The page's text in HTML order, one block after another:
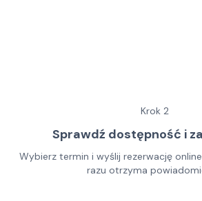
Krok 2
Sprawdź dostępność i
Wybierz termin i wyślij rezerwację
razu otrzyma